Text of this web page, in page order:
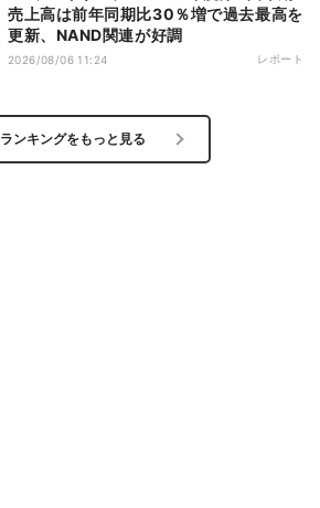
売上高は前年同期比30％増で過去最高を
更新、NAND関連が好調
2026/08/06 11:24 レポート
ランキングをもっと見る